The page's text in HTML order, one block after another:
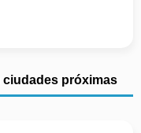
ciudades próximas